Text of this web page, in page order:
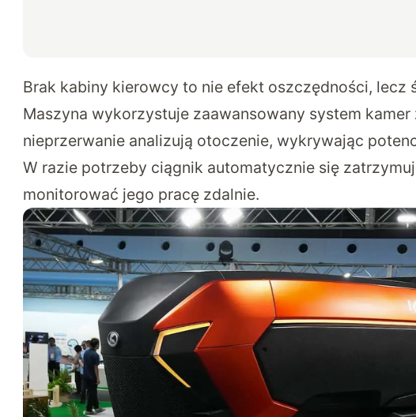
Brak kabiny kierowcy to nie efekt oszczędności, lecz
Maszyna wykorzystuje zaawansowany system
nieprzerwanie analizują otoczenie, wykrywając
W razie potrzeby ciągnik automatycznie się
monitorować jego pracę zdalnie.